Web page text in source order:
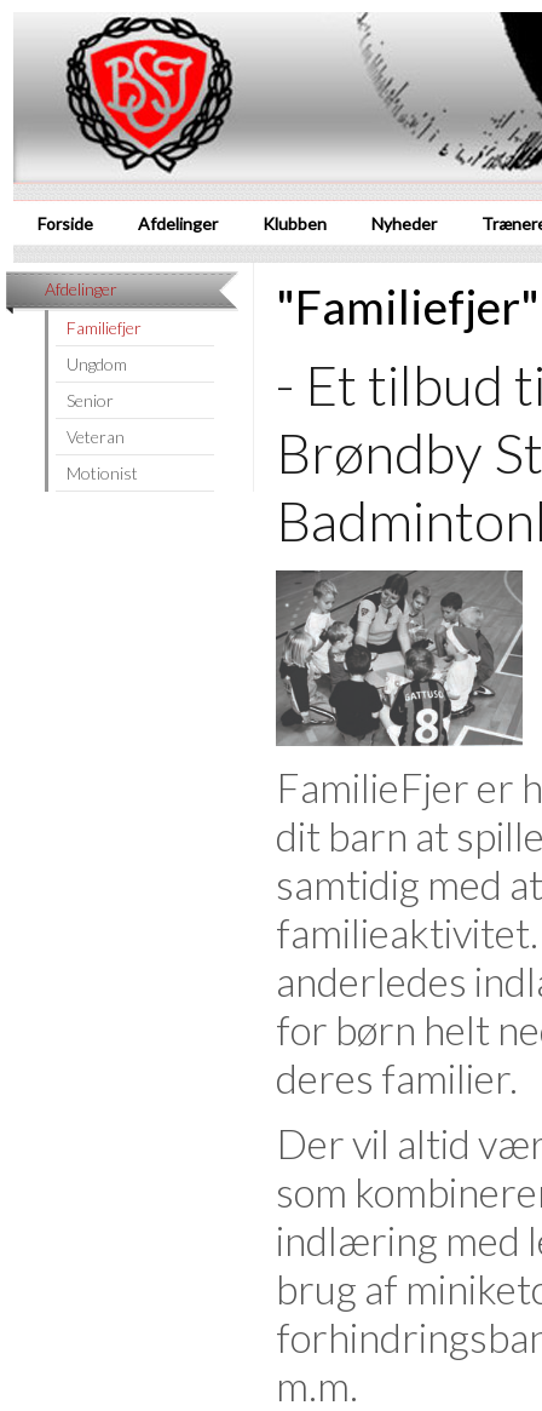
Forside Afdelinger Klubben Nyheder
Afdelinger
Familiefjer
Ungdom
Senior
Veteran
Motionist
"Familiefjer"
- Et tilbud
Brøndby
FamilieFjer er
dit barn at
samtidig med
anderledes
for børn helt
deres familier.
Der vil altid
som
indlæring med
brug af
m.m.